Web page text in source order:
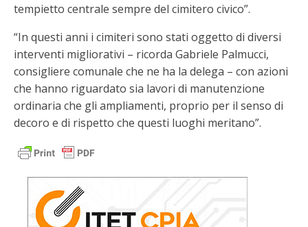
tempietto centrale sempre del cimitero civico”.
“In questi anni i cimiteri sono stati oggetto di diversi
interventi migliorativi – ricorda Gabriele Palmucci,
consigliere comunale che ne ha la delega – con azioni
che hanno riguardato sia lavori di manutenzione
ordinaria che gli ampliamenti, proprio per il senso di
decoro e di rispetto che questi luoghi meritano”.